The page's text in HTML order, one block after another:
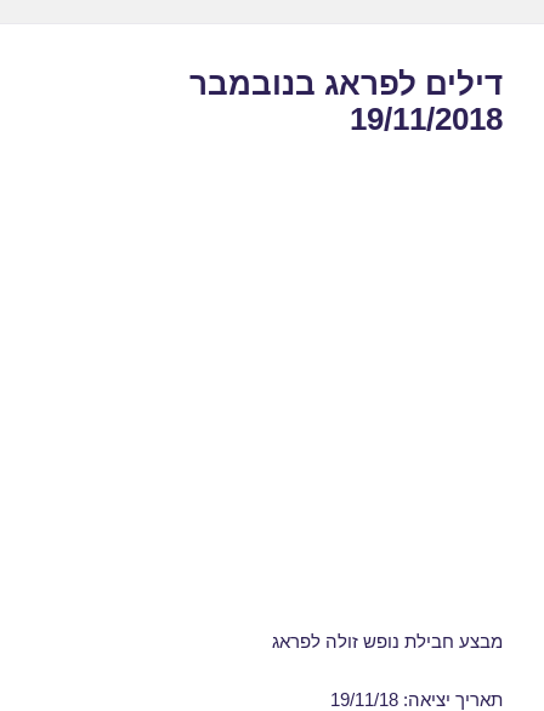
דילים לפראג בנובמבר
19/11/2018
מבצע חבילת נופש זולה לפראג
תאריך יציאה: 19/11/18